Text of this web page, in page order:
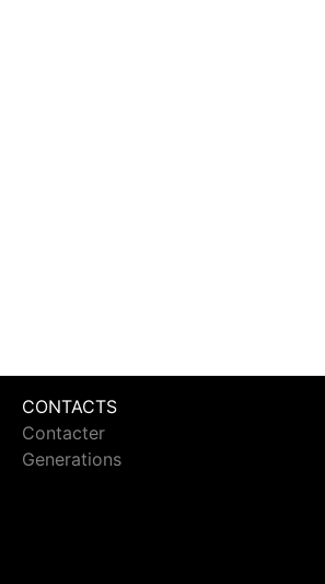
CONTACTS
Contacter
Generations